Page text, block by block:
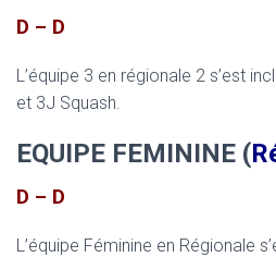
D – D
L’équipe 3 en régionale 2 s’est
et 3J Squash.
EQUIPE FEMININE (
D – D
L’équipe Féminine en Régionale